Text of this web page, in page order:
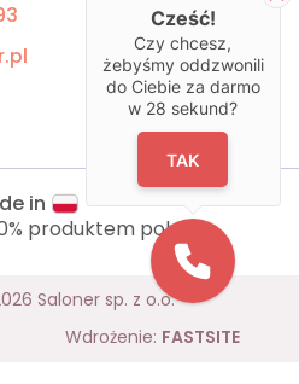
in
produktem polskim.
Saloner sp. z o.o.
Wdrożenie: FASTSITE
Cześć!
Czy chcesz,
żebyśmy oddzwonili
do Ciebie za darmo
w 28 sekund?
TAK